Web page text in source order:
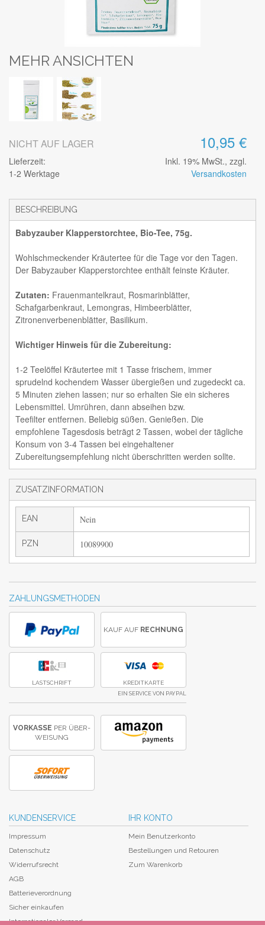
MEHR ANSICHTEN
10,95 €
Inkl. 19% MwSt., zzgl.
Versandkosten
NICHT AUF LAGER
Lieferzeit:
1-2 Werktage
BESCHREIBUNG
Babyzauber Klapperstorchtee, Bio-Tee, 75g.
Wohlschmeckender Kräutertee für die Tage vor den Tagen.
Der Babyzauber Klapperstorchtee enthält feinste Kräuter.
Zutaten: Frauenmantelkraut, Rosmarinblätter,
Schafgarbenkraut, Lemongras, Himbeerblätter,
Zitronenverbenenblätter, Basilikum.
Wichtiger Hinweis für die Zubereitung:
1-2 Teelöffel Kräutertee mit 1 Tasse frischem, immer
sprudelnd kochendem Wasser übergießen und zugedeckt ca.
5 Minuten ziehen lassen; nur so erhalten Sie ein sicheres
Lebensmittel. Umrühren, dann abseihen bzw.
Teefilter entfernen. Beliebig süßen. Genießen. Die
empfohlene Tagesdosis beträgt 2 Tassen, wobei der tägliche
Konsum von 3-4 Tassen bei eingehaltener
Zubereitungsempfehlung nicht überschritten werden sollte.
ZUSATZINFORMATION
EAN Nein
PZN 10089900
ZAHLUNGSMETHODEN
KAUF AUF RECHNUNG
LASTSCHRIFT KREDITKARTE
EIN SERVICE VON PAYPAL
VORKASSE PER ÜBER­
WEISUNG
KUNDENSERVICE
Impressum
Datenschutz
Widerrufsrecht
AGB
Batterieverordnung
Sicher einkaufen
Internationaler Versand
IHR KONTO
Mein Benutzerkonto
Bestellungen und Retouren
Zum Warenkorb